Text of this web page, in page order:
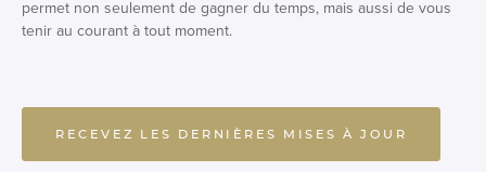
permet non seulement de gagner du temps, mais aussi de vous
tenir au courant à tout moment.
RECEVEZ LES DERNIÈRES MISES À JOUR